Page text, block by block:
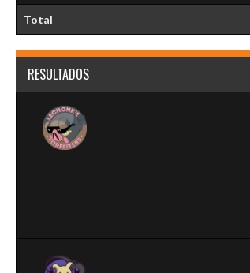
Total
RESULTADOS